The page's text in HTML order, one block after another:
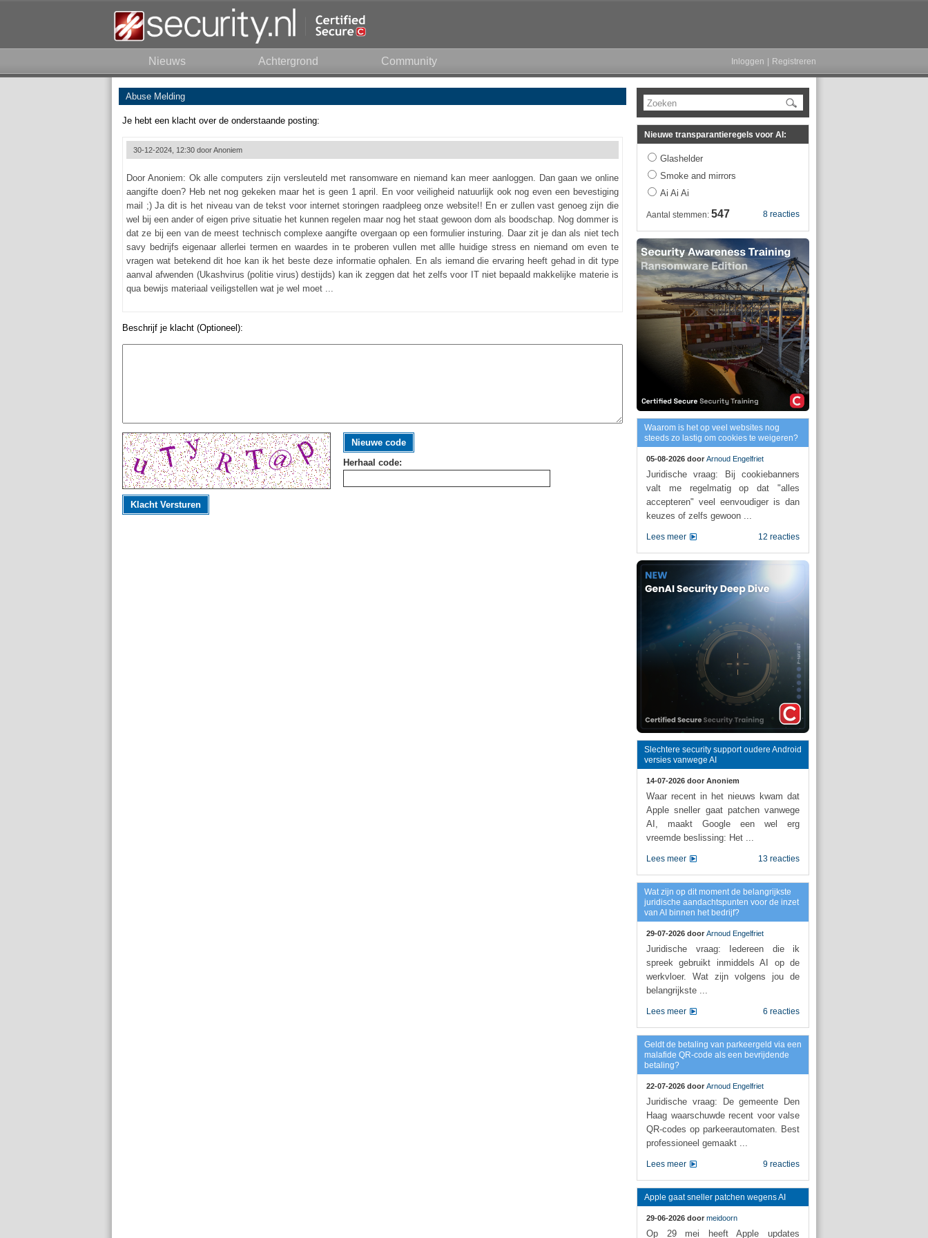
Nieuws Achtergrond Community Inloggen Registreren
Abuse Melding
Je hebt een klacht over de onderstaande posting:
30-12-2024, 12:30 doorAnoniem
Door Anoniem: Ok alle computers zijn versleuteld met ransomware en niemand kan meer aanloggen. Dan gaan we online
aangifte doen? Heb net nog gekeken maar het is geen 1 april. En voor veiligheid natuurlijk ook nog even een bevestiging
mail ;) Ja dit is het niveau van de tekst voor internet storingen raadpleeg onze website!! En er zullen vast genoeg zijn die
wel bij een ander of eigen prive situatie het kunnen regelen maar nog het staat gewoon dom als boodschap. Nog dommer is
dat ze bij een van de meest technisch complexe aangifte overgaan op een formulier insturing. Daar zit je dan als niet tech
savy bedrijfs eigenaar allerlei termen en waardes in te proberen vullen met allle huidige stress en niemand om even te
vragen wat betekend dit hoe kan ik het beste deze informatie ophalen. En als iemand die ervaring heeft gehad in dit type
aanval afwenden (Ukashvirus (politie virus) destijds) kan ik zeggen dat het zelfs voor IT niet bepaald makkelijke materie is
qua bewijs materiaal veiligstellen wat je wel moet ...
Beschrijf je klacht (Optioneel):
Nieuwe code
Herhaal code:
Klacht Versturen
Zoeken
Nieuwe transparantieregels voor AI:
Glashelder
Smoke and mirrors
Ai Ai Ai
8 reacties
Aantal stemmen: 547
Waarom is het op veel websites nog
steeds zo lastig om cookies te weigeren?
05-08-2026 door Arnoud Engelfriet
Juridische vraag: Bij cookiebanners
valt me regelmatig op dat "alles
accepteren" veel eenvoudiger is dan
keuzes of zelfs gewoon ...
12 reacties
Lees meer
Slechtere security support oudere Android
versies vanwege AI
14-07-2026 door Anoniem
Waar recent in het nieuws kwam dat
Apple sneller gaat patchen vanwege
AI, maakt Google een wel erg
vreemde beslissing: Het ...
13 reacties
Lees meer
Wat zijn op dit moment de belangrijkste
juridische aandachtspunten voor de inzet
van AI binnen het bedrijf?
29-07-2026 door Arnoud Engelfriet
Juridische vraag: Iedereen die ik
spreek gebruikt inmiddels AI op de
werkvloer. Wat zijn volgens jou de
belangrijkste ...
6 reacties
Lees meer
Geldt de betaling van parkeergeld via een
malafide QR-code als een bevrijdende
betaling?
22-07-2026 door Arnoud Engelfriet
Juridische vraag: De gemeente Den
Haag waarschuwde recent voor valse
QR-codes op parkeerautomaten. Best
professioneel gemaakt ...
9 reacties
Lees meer
Apple gaat sneller patchen wegens AI
29-06-2026 door meidoorn
Op 29 mei heeft Apple updates